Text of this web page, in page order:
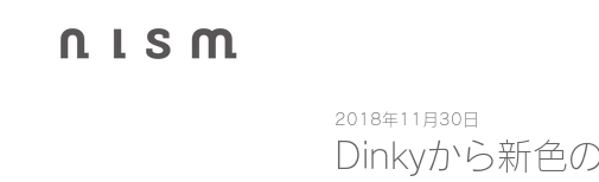
Dinkyから新色
2018年11月30日